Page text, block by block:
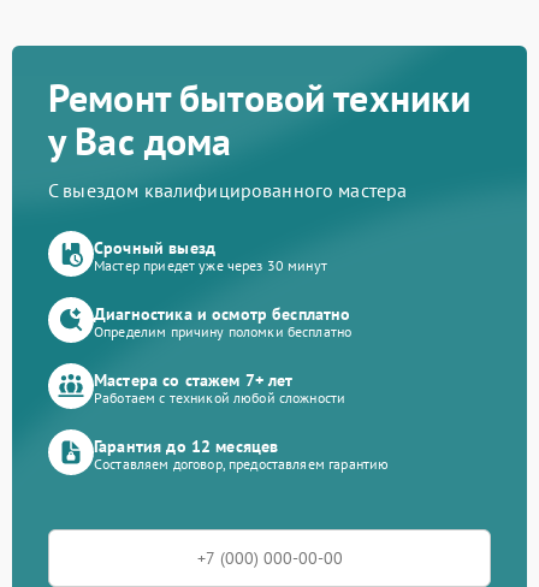
Ремонт бытовой техники
у Вас дома
С выездом квалифицированного мастера
Срочный выезд
Мастер приедет уже через 30 минут
Диагностика и осмотр бесплатно
Определим причину поломки бесплатно
Мастера со стажем 7+ лет
Работаем с техникой любой сложности
Гарантия до 12 месяцев
Составляем договор, предоставляем гарантию